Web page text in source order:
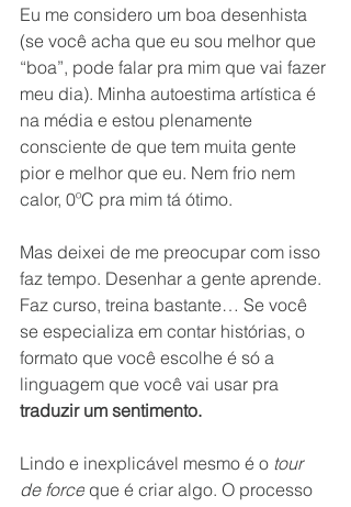
Eu me considero um boa desenhista
(se você acha que eu sou melhor que
“boa”, pode falar pra mim que vai fazer
meu dia). Minha autoestima artística é
na média e estou plenamente
consciente de que tem muita gente
pior e melhor que eu. Nem frio nem
calor, 0ºC pra mim tá ótimo.
Mas deixei de me preocupar com isso
faz tempo. Desenhar a gente aprende.
Faz curso, treina bastante… Se você
se especializa em contar histórias, o
formato que você escolhe é só a
linguagem que você vai usar pra
traduzir um sentimento.
Lindo e inexplicável mesmo é o tour
de force que é criar algo. O processo